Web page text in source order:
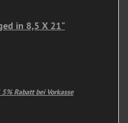
in 8,5 X 21"
5% Rabatt bei Vorkasse